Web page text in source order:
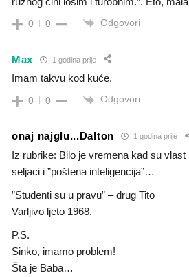
0 0 Odgovori
Max 1 godina prije
Imam takvu kod kuće.
0 0 Odgovori
onaj najglu...Dalton 1 godina prije
Iz rubrike: Bilo je vremena kad su vlast
seljaci i ”poštena inteligencija”…
”Studenti su u pravu” – drug Tito
Varljivo ljeto 1968.
P.S.
Sinko, imamo problem!
Šta je Baba…